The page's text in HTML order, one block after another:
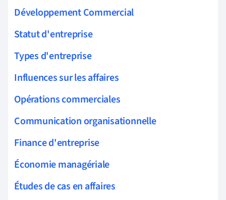
Développement Commercial
Statut d'entreprise
Types d'entreprise
Influences sur les affaires
Opérations commerciales
Communication organisationnelle
Finance d'entreprise
Économie managériale
Études de cas en affaires